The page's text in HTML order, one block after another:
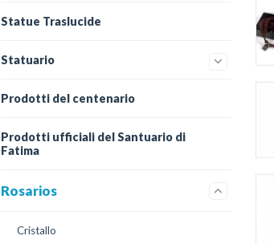
Statue Traslucide
Statuario
Prodotti del centenario
Prodotti ufficiali del Santuario di
Fatima
Rosarios
Cristallo